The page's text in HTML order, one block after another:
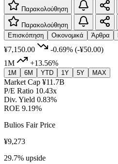
Παρακολούθηση
Παρακολούθηση
Επισκόπηση
Οικονομικά Άρθρα
¥7,150.00 -0.69% (-¥50.00)
1M
+13.56%
1M 6M YTD 1Y 5Y MAX
Market Cap ¥11.7B
P/E Ratio 10.43x
Div. Yield 0.83%
ROE 9.19%
Bulios Fair Price
¥9,273
29.7% upside